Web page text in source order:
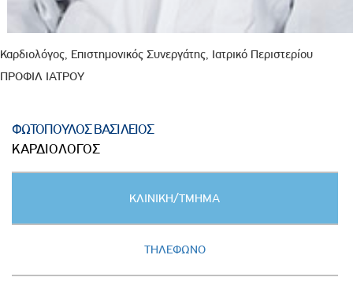
Καρδιολόγος, Επιστημονικός Συνεργάτης, Ιατρικό Περιστερίου
ΠΡΟΦΙΛ ΙΑΤΡΟΥ
ΦΩΤΟΠΟΥΛΟΣ ΒΑΣΙΛΕΙΟΣ
ΚΑΡΔΙΟΛΟΓΟΣ
ΚΛΙΝΙΚΗ/ΤΜΗΜΑ
ΤΗΛΕΦΩΝΟ